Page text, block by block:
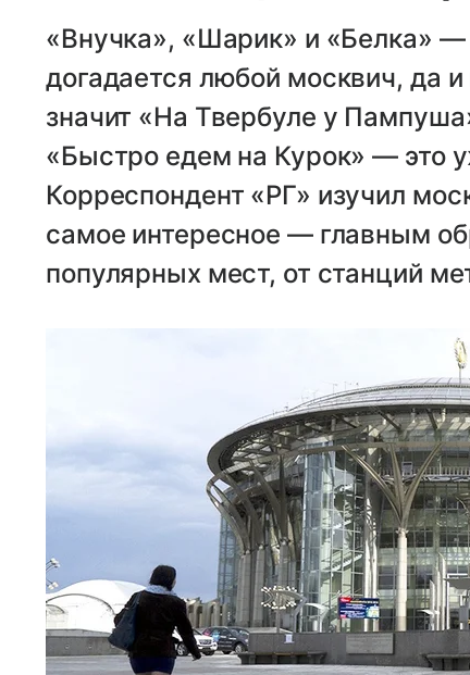
«Внучка», «Шарик» и «Белка» —
догадается любой москвич, да
значит «На Твербуле у
«Быстро едем на Курок» — это
Корреспондент «РГ» изучил
самое интересное — главным
популярных мест, от станций